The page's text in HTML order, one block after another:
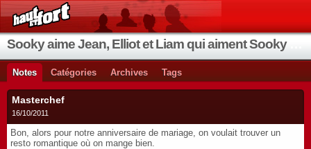
Notes Catégories Archives Tags
Masterchef
16/10/2011
Bon, alors pour notre anniversaire de mariage, on voulait trouver un
resto romantique où on mange bien.